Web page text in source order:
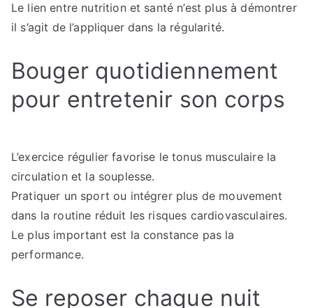
Le lien entre nutrition et santé n’est plus à démontrer
il s’agit de l’appliquer dans la régularité.
Bouger quotidiennement
pour entretenir son corps
L’exercice régulier favorise le tonus musculaire la
circulation et la souplesse.
Pratiquer un sport ou intégrer plus de mouvement
dans la routine réduit les risques cardiovasculaires.
Le plus important est la constance pas la
performance.
Se reposer chaque nuit